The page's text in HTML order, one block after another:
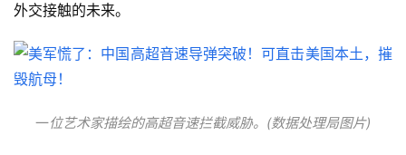
外交接触的未来。
一位艺术家描绘的高超音速拦截威胁。(数据处理局图片)